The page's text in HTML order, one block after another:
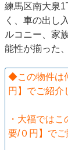
練馬区南大泉
く、車の出し
ルコニー、家
能性が揃った
◆この物件は
円】でご紹
・大福では
要/０円】で